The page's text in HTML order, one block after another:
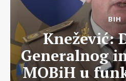
BIH
Knežević:
Generalnog
MOBiH u